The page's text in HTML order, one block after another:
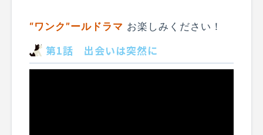
“ワンク”ールドラマ お楽しみください！
第1話 出会いは突然に